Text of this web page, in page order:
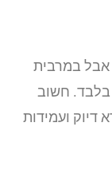
אבל במרבית
בלבד. חשוב
דיוק ועמידות